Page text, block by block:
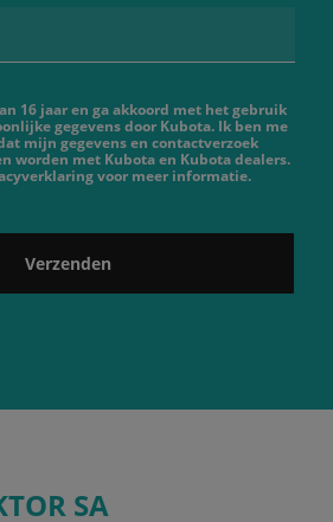
16 jaar en ga akkoord met het gebruik
gegevens door Kubota. Ik ben me
mijn gegevens en contactverzoek
worden met Kubota en Kubota dealers.
voor meer informatie.
Verzenden
SA